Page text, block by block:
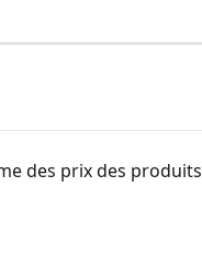
des prix des produits